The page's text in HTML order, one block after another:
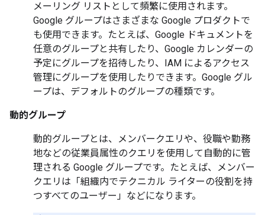
メーリング リストとして頻繁に使用されます。
Google グループはさまざまな Google プロダクトで
も使用できます。たとえば、Google ドキュメントを
任意のグループと共有したり、Google カレンダーの
予定にグループを招待したり、IAM によるアクセス
管理にグループを使用したりできます。Google グル
ープは、デフォルトのグループの種類です。
動的グループ
動的グループとは、メンバークエリや、役職や勤務
地などの従業員属性のクエリを使用して自動的に管
理される Google グループです。たとえば、メンバー
クエリは「組織内でテクニカル ライターの役割を持
つすべてのユーザー」などになります。